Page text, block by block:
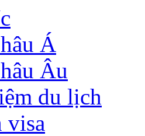
Á
Âu
du lịch
visa